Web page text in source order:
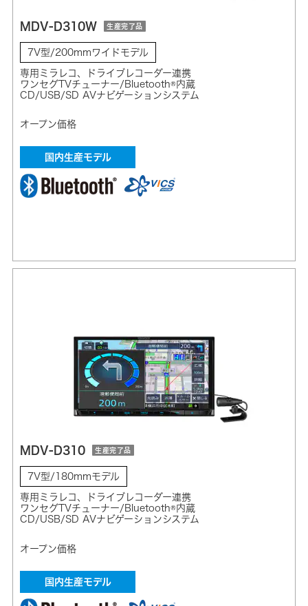
MDV-D310W 生産完了品
7V型/200mmワイドモデル
専用ミラレコ、ドライブレコーダー連携
ワンセグTVチューナー/Bluetooth®内蔵
CD/USB/SD AVナビゲーションシステム
オープン価格
国内生産モデル
MDV-D310 生産完了品
7V型/180mmモデル
専用ミラレコ、ドライブレコーダー連携
ワンセグTVチューナー/Bluetooth®内蔵
CD/USB/SD AVナビゲーションシステム
オープン価格
国内生産モデル